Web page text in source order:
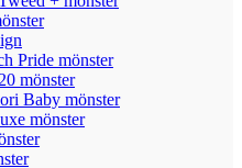
Pride mönster
mönster
Baby mönster
mönster